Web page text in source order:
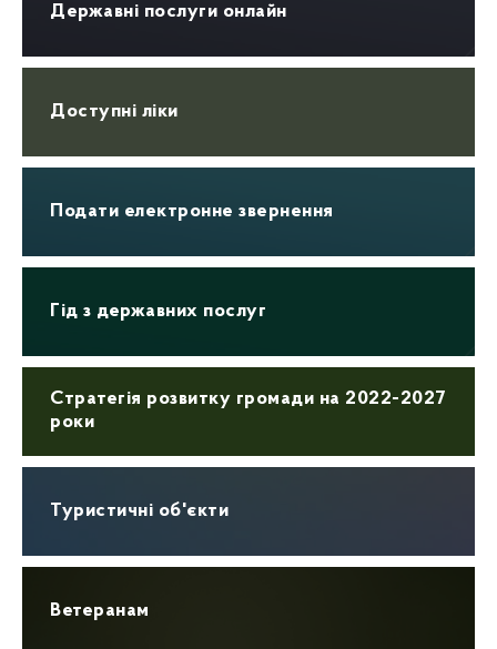
Державні послуги онлайн
Доступні ліки
Подати електронне звернення
Гід з державних послуг
Стратегія розвитку громади на 2022-2027
роки
Туристичні об'єкти
Ветеранам